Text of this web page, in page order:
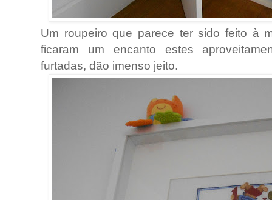
Um roupeiro que parece ter sido feito à
ficaram um encanto estes
furtadas, dão imenso jeito.